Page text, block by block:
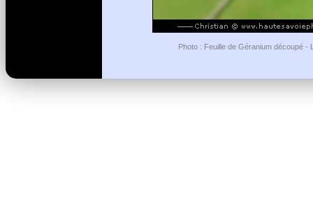
Photo : Feuille de Géranium découpé